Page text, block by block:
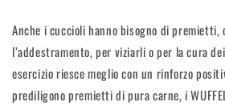
Anche i cuccioli hanno bisogno di premietti,
l’addestramento, per viziarli o per la cura
esercizio riesce meglio con un rinforzo
prediligono premietti di pura carne, i